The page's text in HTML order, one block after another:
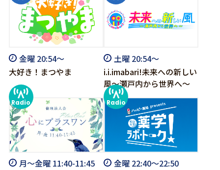
金曜 20:54～
大好き！まつやま
土曜 20:54～
i.i.imabari!未来への新しい
風～瀬戸内から世界へ～
月～金曜 11:40-11:45
金曜 22:40～22:50